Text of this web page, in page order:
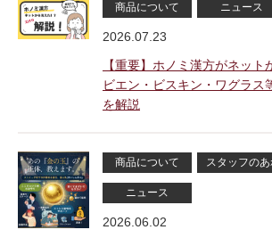
商品について ニュース
2026.07.23
【重要】ホノミ漢方がネット
ビエン・ビスキン・ワグラス
を解説
商品について スタッフの
ニュース
2026.06.02